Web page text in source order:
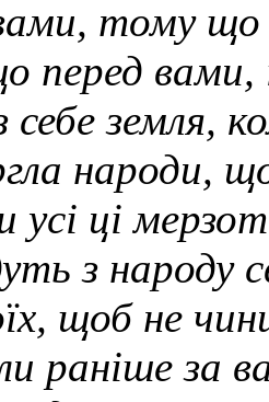
тому що
перед
себе земля,
народи,
усі ці
з
щоб не
раніше за